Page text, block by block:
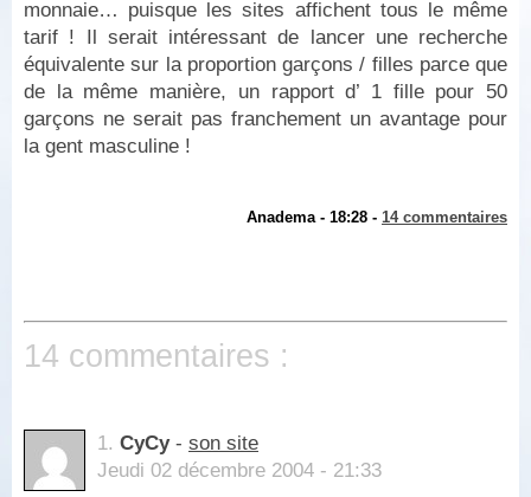
monnaie… puisque les sites affichent tous le même
tarif ! Il serait intéressant de lancer une recherche
équivalente sur la proportion garçons / filles parce que
de la même manière, un rapport d’ 1 fille pour 50
garçons ne serait pas franchement un avantage pour
la gent masculine !
Anadema - 18:28 - 14 commentaires
14 commentaires :
1. CyCy- son site
Jeudi 02 décembre 2004 - 21:33